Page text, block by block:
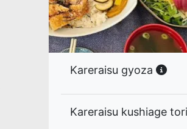
Kareraisu gyoza
Kareraisu kushiage tori